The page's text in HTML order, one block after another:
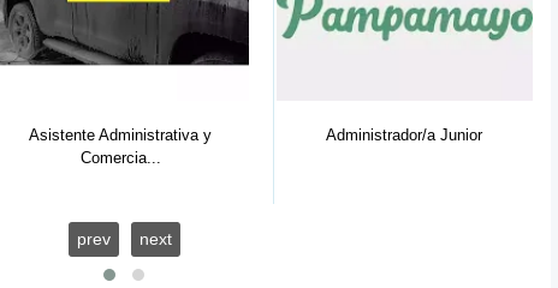
Administrador/a Junior
Convocatorias Fiansa S.A.
prev next